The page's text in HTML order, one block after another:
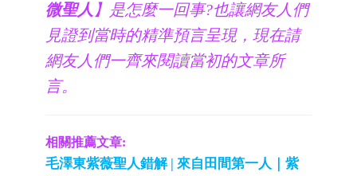
微聖人 】是怎麼一回事?也讓網友人們
見證到當時的精準預言呈現，現在請
網友人們一齊來閱讀當初的文章所
言。
相關推薦文章:
毛澤東紫薇聖人錯解 | 來自田間第一人｜紫